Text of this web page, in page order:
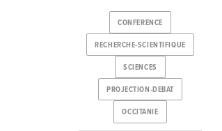
CONFERENCE
RECHERCHE-SCIENTIFIQUE
SCIENCES
PROJECTION-DEBAT
OCCITANIE